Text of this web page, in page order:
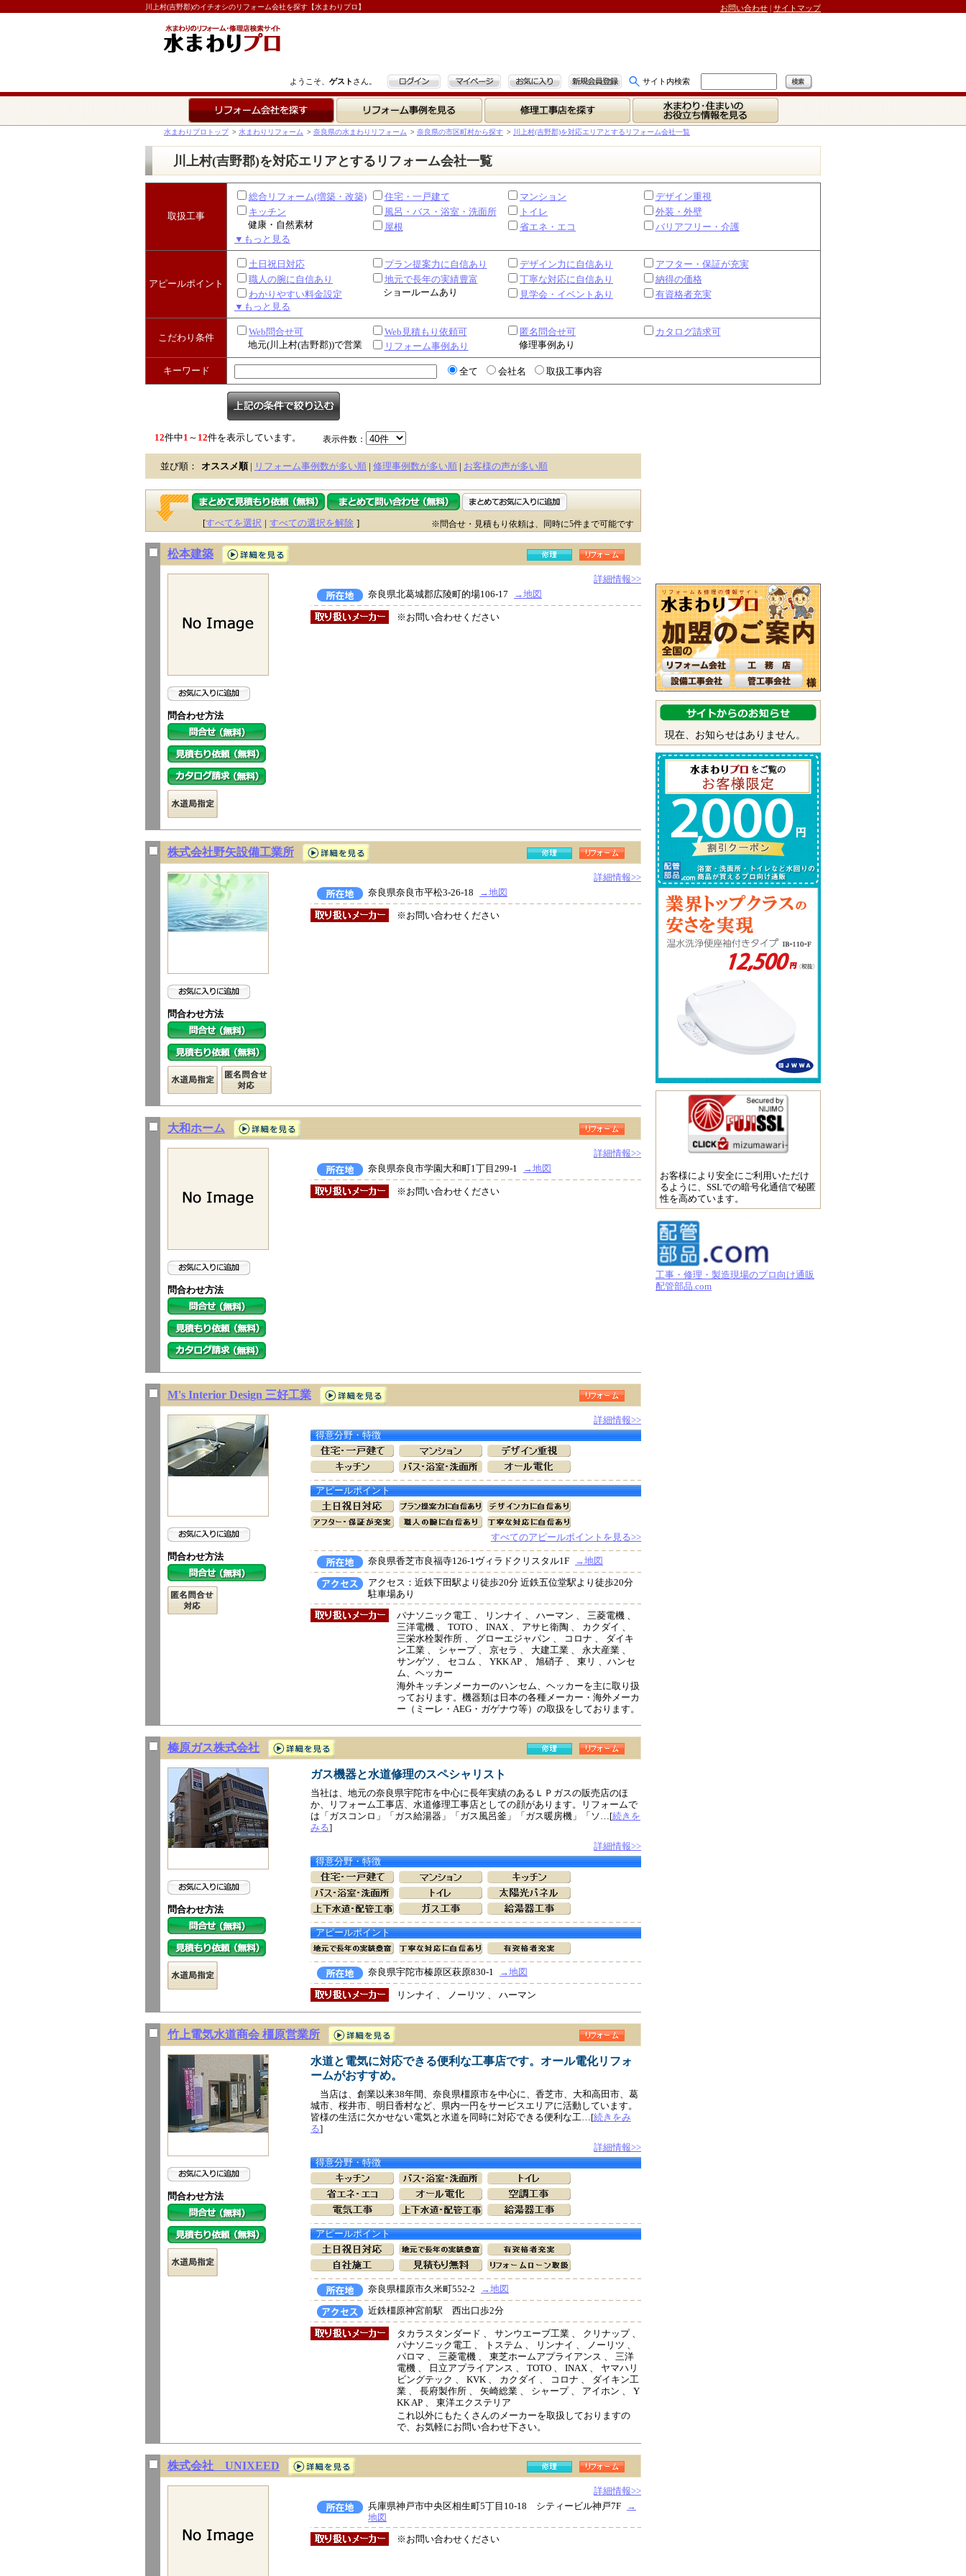
川上村(吉野郡)のイチオシのリフォーム会社を探す【水まわりプロ】 お問い合わせ | サイトマップ
ようこそ、 ゲスト さん。 ログイン マイページ お気に入り 新規会員登録 サイト内検索
リフォーム事例を見る 修理工事店を探す
水まわり・住まいの
お役立ち情報を見る
水まわりプロトップ > 水まわりリフォーム > 奈良県の水まわりリフォーム > 奈良県の市区町村から探す > 川上村(吉野郡)を対応エリアとするリフォーム会社一覧
川上村(吉野郡)を対応エリアとするリフォーム会社一覧
取扱工事
総合リフォーム(増築・改築) 住宅・一戸建て マンション
デザイン重視
キッチン
風呂・バス・浴室・洗面所 トイレ
外装・外壁
健康・自然素材
屋根 省エネ・エコ
バリアフリー・介護
▼もっと見る
アピールポイント
土日祝日対応 プラン提案力に自信あり デザイン力に自信あり
アフター・保証が充実
職人の腕に自信あり
地元で長年の実績豊富 丁寧な対応に自信あり
納得の価格
わかりやすい料金設定
ショールームあり 見学会・イベントあり
有資格者充実
▼もっと見る
こだわり条件
Web問合せ可 Web見積もり依頼可 匿名問合せ可
カタログ請求可
地元(川上村(吉野郡))で営業
リフォーム事例あり 修理事例あり
キーワード 全て 会社名 取扱工事内容
12件中1 ～ 12件を表示しています。 表示件数：
並び順： オススメ順 | リフォーム事例数が多い順 | 修理事例数が多い順 | お客様の声が多い順
[すべてを選択 | すべての選択を解除 ] ※問合せ・見積もり依頼は、同時に5件まで可能です
松本建築
問合わせ方法
詳細情報>>
奈良県北葛城郡広陵町的場106-17
→地図
※お問い合わせください
株式会社野矢設備工業所
問合わせ方法
詳細情報>>
奈良県奈良市平松3-26-18
→地図
※お問い合わせください
大和ホーム
問合わせ方法
詳細情報>>
奈良県奈良市学園大和町1丁目299-1
→地図
※お問い合わせください
M's Interior Design 三好工業
問合わせ方法
詳細情報>>
得意分野・特徴
アピールポイント
すべてのアピールポイントを見る>>
奈良県香芝市良福寺126-1ヴィラドクリスタル1F
→地図
アクセス：近鉄下田駅より徒歩20分 近鉄五位堂駅より徒歩20分
駐車場あり
パナソニック電工 、 リンナイ 、 ハーマン 、 三菱電機 、
三洋電機 、 TOTO 、 INAX 、 アサヒ衛陶 、 カクダイ 、
三栄水栓製作所 、 グローエジャパン 、 コロナ 、 ダイキ
ン工業 、 シャープ 、 京セラ 、 大建工業 、 永大産業 、
サンゲツ 、 セコム 、 YKK AP 、 旭硝子 、 東リ 、ハンセ
ム、ヘッカー
海外キッチンメーカーのハンセム、ヘッカーを主に取り扱
っております。機器類は日本の各種メーカー・海外メーカ
ー（ミーレ・AEG・ガゲナウ等）の取扱をしております。
榛原ガス株式会社
問合わせ方法
ガス機器と水道修理のスペシャリスト
当社は、地元の奈良県宇陀市を中心に長年実績のあるＬＰガスの販売店のほ
か、リフォーム工事店、水道修理工事店としての顔があります。リフォームで
は「ガスコンロ」「ガス給湯器」「ガス風呂釜」「ガス暖房機」「ソ…[続きを
みる]
詳細情報>>
得意分野・特徴
アピールポイント
奈良県宇陀市榛原区萩原830-1 →地図
リンナイ 、 ノーリツ 、 ハーマン
竹上電気水道商会 橿原営業所
問合わせ方法
水道と電気に対応できる便利な工事店です。オール電化リフォ
ームがおすすめ。
当店は、創業以来38年間、奈良県橿原市を中心に、香芝市、大和高田市、葛
城市、桜井市、明日香村など、県内一円をサービスエリアに活動しています。
皆様の生活に欠かせない電気と水道を同時に対応できる便利な工…[続きをみ
る]
詳細情報>>
得意分野・特徴
アピールポイント
奈良県橿原市久米町552-2
→地図
近鉄橿原神宮前駅 西出口歩2分
タカラスタンダード 、 サンウエーブ工業 、 クリナップ 、
パナソニック電工 、 トステム 、 リンナイ 、 ノーリツ 、
パロマ 、 三菱電機 、 東芝ホームアプライアンス 、 三洋
電機 、 日立アプライアンス 、 TOTO 、 INAX 、 ヤマハリ
ビングテック 、 KVK 、 カクダイ 、 コロナ 、 ダイキン工
業 、 長府製作所 、 矢崎総業 、 シャープ 、 アイホン 、 Y
KK AP 、 東洋エクステリア
これ以外にもたくさんのメーカーを取扱しておりますの
で、お気軽にお問い合わせ下さい。
株式会社 UNIXEED
詳細情報>>
兵庫県神戸市中央区相生町5丁目10-18 シティービル神戸7F
→
地図
※お問い合わせください
現在、お知らせはありません。
お客様により安全にご利用いただけ
るように、SSLでの暗号化通信で秘匿
性を高めています。
工事・修理・製造現場のプロ向け通販
配管部品.com